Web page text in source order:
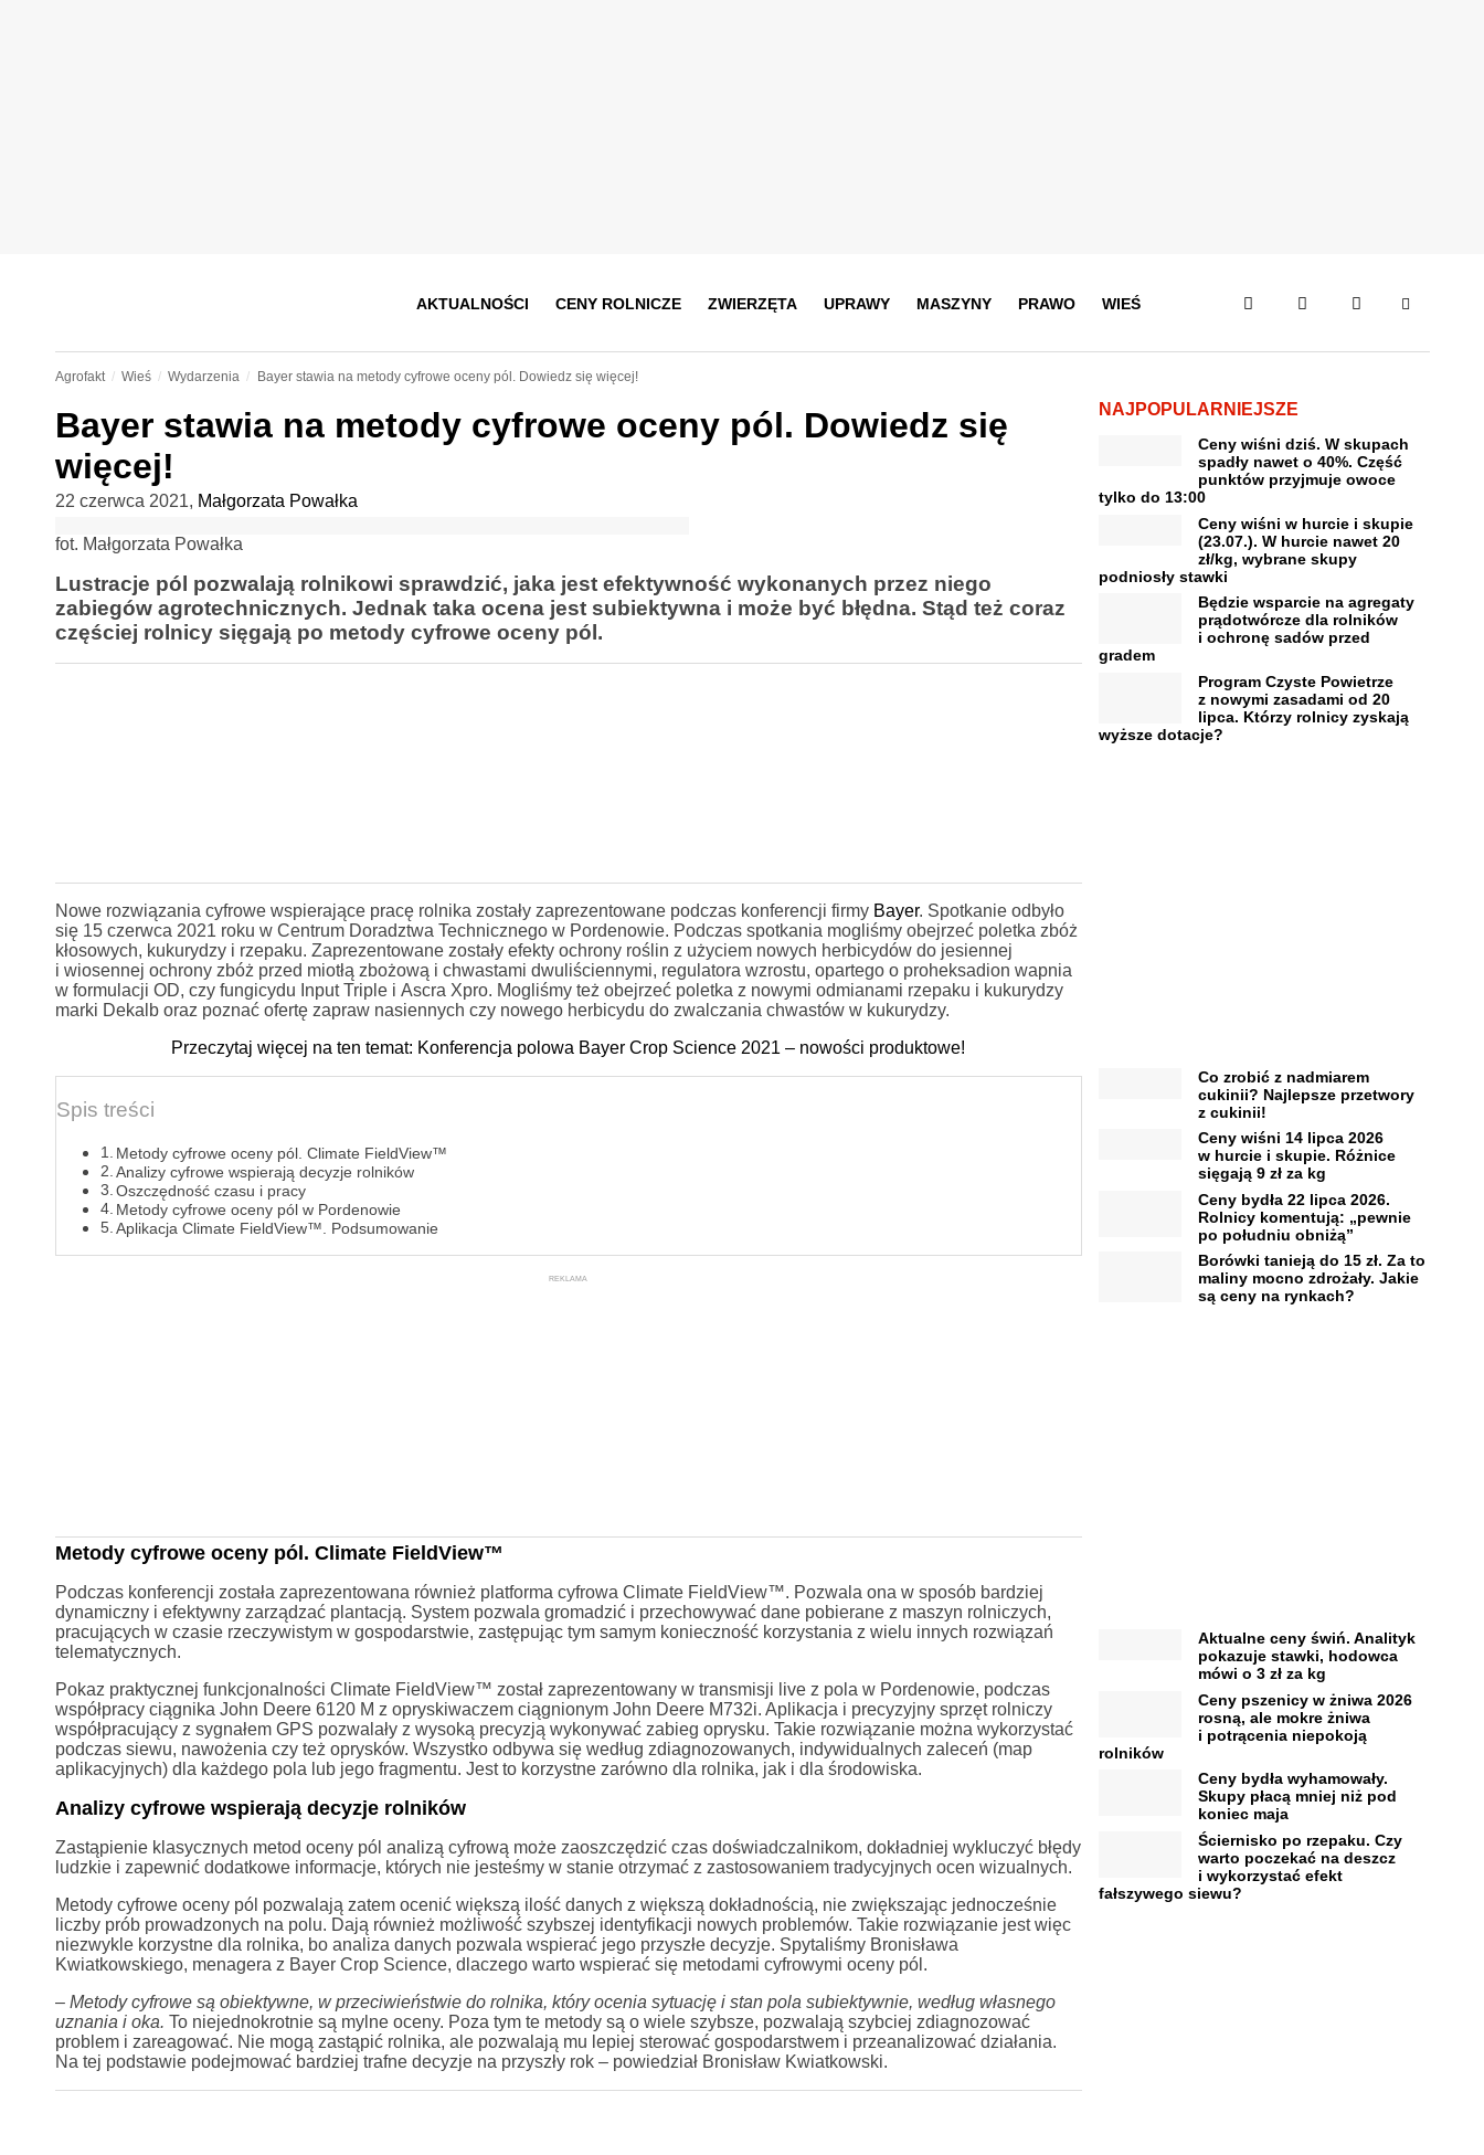
AKTUALNOŚCI CENY ROLNICZE ZWIERZĘTA UPRAWY MASZYNY PRAWO WIEŚ
Agrofakt Wieś Wydarzenia Bayer stawia na metody cyfrowe oceny pól. Dowiedz się więcej!
Bayer stawia na metody cyfrowe oceny pól. Dowiedz się
więcej!
22 czerwca 2021, Małgorzata Powałka
fot. Małgorzata Powałka
Lustracje pól pozwalają rolnikowi sprawdzić, jaka jest efektywność wykonanych przez niego
zabiegów agrotechnicznych. Jednak taka ocena jest subiektywna i może być błędna. Stąd też coraz
częściej rolnicy sięgają po metody cyfrowe oceny pól.
Nowe rozwiązania cyfrowe wspierające pracę rolnika zostały zaprezentowane podczas konferencji firmy Bayer. Spotkanie odbyło
się 15 czerwca 2021 roku w Centrum Doradztwa Technicznego w Pordenowie. Podczas spotkania mogliśmy obejrzeć poletka zbóż
kłosowych, kukurydzy i rzepaku. Zaprezentowane zostały efekty ochrony roślin z użyciem nowych herbicydów do jesiennej
i wiosennej ochrony zbóż przed miotłą zbożową i chwastami dwuliściennymi, regulatora wzrostu, opartego o proheksadion wapnia
w formulacji OD, czy fungicydu Input Triple i Ascra Xpro. Mogliśmy też obejrzeć poletka z nowymi odmianami rzepaku i kukurydzy
marki Dekalb oraz poznać ofertę zapraw nasiennych czy nowego herbicydu do zwalczania chwastów w kukurydzy.
Przeczytaj więcej na ten temat: Konferencja polowa Bayer Crop Science 2021 – nowości produktowe!
Spis treści
Metody cyfrowe oceny pól. Climate FieldView™
Analizy cyfrowe wspierają decyzje rolników
Oszczędność czasu i pracy
Metody cyfrowe oceny pól w Pordenowie
Aplikacja Climate FieldView™. Podsumowanie
REKLAMA
Metody cyfrowe oceny pól. Climate FieldView™
Podczas konferencji została zaprezentowana również platforma cyfrowa Climate FieldView™. Pozwala ona w sposób bardziej
dynamiczny i efektywny zarządzać plantacją. System pozwala gromadzić i przechowywać dane pobierane z maszyn rolniczych,
pracujących w czasie rzeczywistym w gospodarstwie, zastępując tym samym konieczność korzystania z wielu innych rozwiązań
telematycznych.
Pokaz praktycznej funkcjonalności Climate FieldView™ został zaprezentowany w transmisji live z pola w Pordenowie, podczas
współpracy ciągnika John Deere 6120 M z opryskiwaczem ciągnionym John Deere M732i. Aplikacja i precyzyjny sprzęt rolniczy
współpracujący z sygnałem GPS pozwalały z wysoką precyzją wykonywać zabieg oprysku. Takie rozwiązanie można wykorzystać
podczas siewu, nawożenia czy też oprysków. Wszystko odbywa się według zdiagnozowanych, indywidualnych zaleceń (map
aplikacyjnych) dla każdego pola lub jego fragmentu. Jest to korzystne zarówno dla rolnika, jak i dla środowiska.
Analizy cyfrowe wspierają decyzje rolników
Zastąpienie klasycznych metod oceny pól analizą cyfrową może zaoszczędzić czas doświadczalnikom, dokładniej wykluczyć błędy
ludzkie i zapewnić dodatkowe informacje, których nie jesteśmy w stanie otrzymać z zastosowaniem tradycyjnych ocen wizualnych.
Metody cyfrowe oceny pól pozwalają zatem ocenić większą ilość danych z większą dokładnością, nie zwiększając jednocześnie
liczby prób prowadzonych na polu. Dają również możliwość szybszej identyfikacji nowych problemów. Takie rozwiązanie jest więc
niezwykle korzystne dla rolnika, bo analiza danych pozwala wspierać jego przyszłe decyzje. Spytaliśmy Bronisława
Kwiatkowskiego, menagera z Bayer Crop Science, dlaczego warto wspierać się metodami cyfrowymi oceny pól.
– Metody cyfrowe są obiektywne, w przeciwieństwie do rolnika, który ocenia sytuację i stan pola subiektywnie, według własnego
uznania i oka. To niejednokrotnie są mylne oceny. Poza tym te metody są o wiele szybsze, pozwalają szybciej zdiagnozować
problem i zareagować. Nie mogą zastąpić rolnika, ale pozwalają mu lepiej sterować gospodarstwem i przeanalizować działania.
Na tej podstawie podejmować bardziej trafne decyzje na przyszły rok – powiedział Bronisław Kwiatkowski.
NAJPOPULARNIEJSZE
Ceny wiśni dziś. W skupach
spadły nawet o 40%. Część
punktów przyjmuje owoce
tylko do 13:00
Ceny wiśni w hurcie i skupie
(23.07.). W hurcie nawet 20
zł/kg, wybrane skupy
podniosły stawki
Będzie wsparcie na agregaty
prądotwórcze dla rolników
i ochronę sadów przed
gradem
Program Czyste Powietrze
z nowymi zasadami od 20
lipca. Którzy rolnicy zyskają
wyższe dotacje?
Co zrobić z nadmiarem
cukinii? Najlepsze przetwory
z cukinii!
Ceny wiśni 14 lipca 2026
w hurcie i skupie. Różnice
sięgają 9 zł za kg
Ceny bydła 22 lipca 2026.
Rolnicy komentują: „pewnie
po południu obniżą”
Borówki tanieją do 15 zł. Za to
maliny mocno zdrożały. Jakie
są ceny na rynkach?
Aktualne ceny świń. Analityk
pokazuje stawki, hodowca
mówi o 3 zł za kg
Ceny pszenicy w żniwa 2026
rosną, ale mokre żniwa
i potrącenia niepokoją
rolników
Ceny bydła wyhamowały.
Skupy płacą mniej niż pod
koniec maja
Ściernisko po rzepaku. Czy
warto poczekać na deszcz
i wykorzystać efekt
fałszywego siewu?